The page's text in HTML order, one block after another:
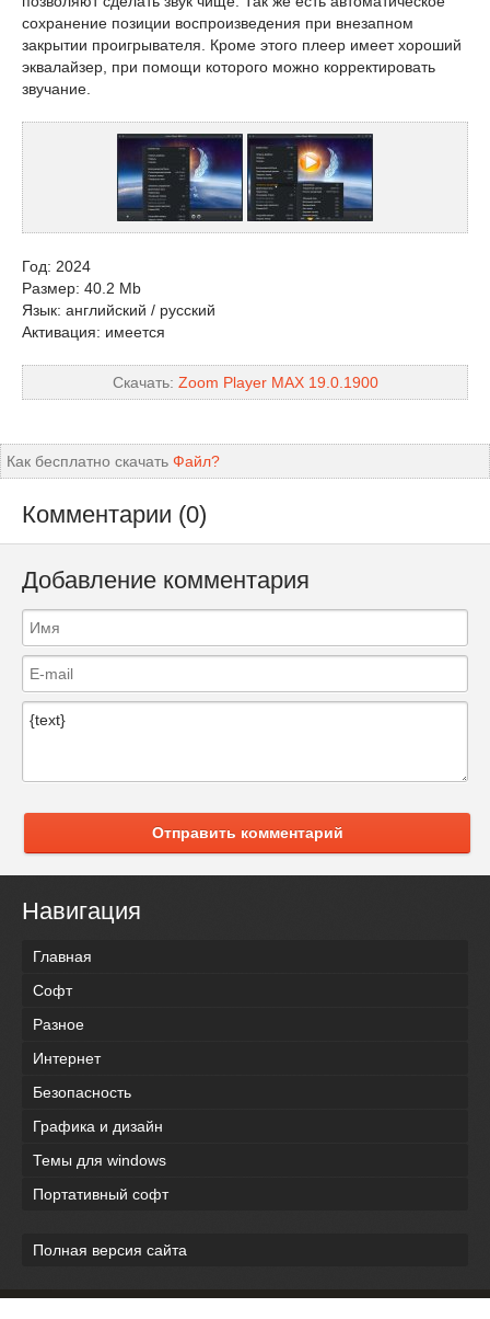
сохранение позиции воспроизведения при внезапном
закрытии проигрывателя. Кроме этого плеер имеет хороший
эквалайзер, при помощи которого можно корректировать
звучание.
Год: 2024
Размер: 40.2 Mb
Язык: английский / русский
Активация: имеется
Скачать: Zoom Player MAX 19.0.1900
Как бесплатно скачать Файл?
Комментарии (0)
Добавление комментария
Отправить комментарий
Навигация
Главная
Софт
Разное
Интернет
Безопасность
Графика и дизайн
Темы для windows
Портативный софт
Полная версия сайта